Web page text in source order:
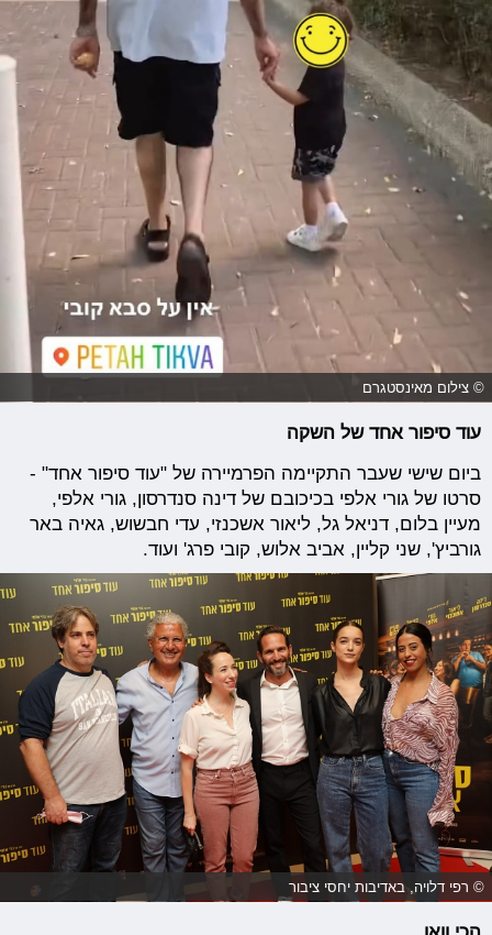
© צילום מאינסטגרם
עוד סיפור אחד של השקה
ביום שישי שעבר התקיימה הפרמיירה של "עוד סיפור אחד" -
סרטו של גורי אלפי בכיכובם של דינה סנדרסון, גורי אלפי,
מעיין בלום, דניאל גל, ליאור אשכנזי, עדי חבשוש, גאיה באר
גורביץ', שני קליין, אביב אלוש, קובי פרג' ועוד.
© רפי דלויה, באדיבות יחסי ציבור